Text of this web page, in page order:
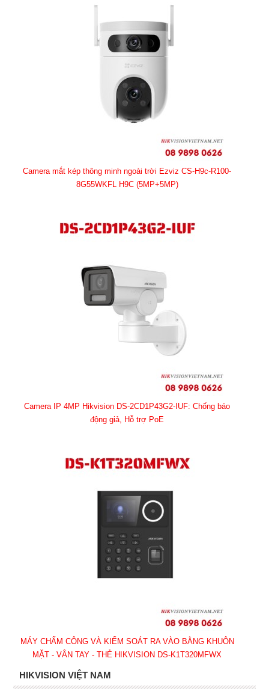
Camera mắt kép thông minh ngoài trời Ezviz CS-H9c-R100-
8G55WKFL H9C (5MP+5MP)
Camera IP 4MP Hikvision DS-2CD1P43G2-IUF: Chống báo
động giả, Hỗ trợ PoE
MÁY CHẤM CÔNG VÀ KIỂM SOÁT RA VÀO BẰNG KHUÔN
MẶT - VÂN TAY - THẺ HIKVISION DS-K1T320MFWX
HIKVISION VIỆT NAM